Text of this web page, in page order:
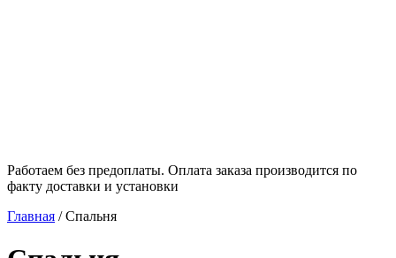
Работаем без предоплаты. Оплата заказа производится по
факту доставки и установки
Главная /Спальня